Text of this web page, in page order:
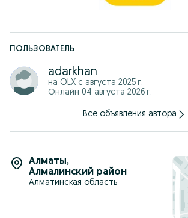
ПОЛЬЗОВАТЕЛЬ
adarkhan
на OLX с августа 2025 г.
Онлайн 04 августа 2026 г.
Все объявления автора
Алматы,
Алмалинский район
Алматинская область